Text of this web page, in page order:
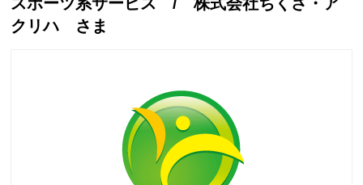
クリハ さま